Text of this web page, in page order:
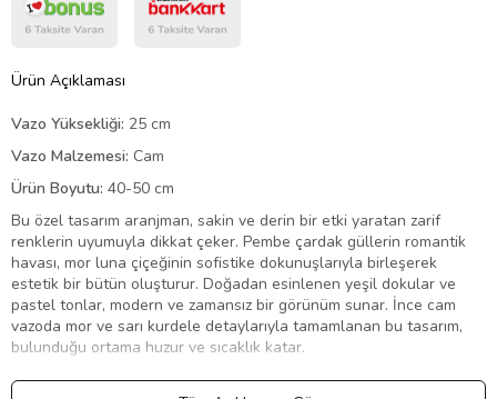
Ürün Açıklaması
Vazo Yüksekliği: 25 cm
Vazo Malzemesi: Cam
Ürün Boyutu: 40-50 cm
Bu özel tasarım aranjman, sakin ve derin bir etki yaratan zarif
renklerin uyumuyla dikkat çeker. Pembe çardak güllerin romantik
havası, mor luna çiçeğinin sofistike dokunuşlarıyla birleşerek
estetik bir bütün oluşturur. Doğadan esinlenen yeşil dokular ve
pastel tonlar, modern ve zamansız bir görünüm sunar. İnce cam
vazoda mor ve sarı kurdele detaylarıyla tamamlanan bu tasarım,
bulunduğu ortama huzur ve sıcaklık katar.
Neden Tercih Etmelisiniz?